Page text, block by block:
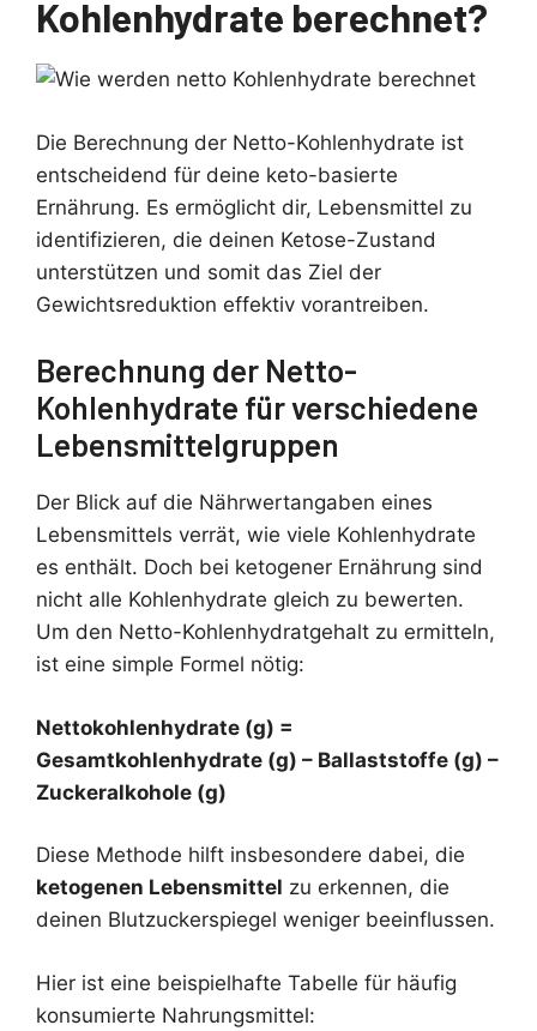
Kohlenhydrate berechnet?
Die Berechnung der Netto-Kohlenhydrate ist
entscheidend für deine keto-basierte
Ernährung. Es ermöglicht dir, Lebensmittel zu
identifizieren, die deinen Ketose-Zustand
unterstützen und somit das Ziel der
Gewichtsreduktion effektiv vorantreiben.
Berechnung der Netto-
Kohlenhydrate für verschiedene
Lebensmittelgruppen
Der Blick auf die Nährwertangaben eines
Lebensmittels verrät, wie viele Kohlenhydrate
es enthält. Doch bei ketogener Ernährung sind
nicht alle Kohlenhydrate gleich zu bewerten.
Um den Netto-Kohlenhydratgehalt zu ermitteln,
ist eine simple Formel nötig:
Nettokohlenhydrate (g) =
Gesamtkohlenhydrate (g) – Ballaststoffe (g) –
Zuckeralkohole (g)
Diese Methode hilft insbesondere dabei, die
ketogenen Lebensmittel zu erkennen, die
deinen Blutzuckerspiegel weniger beeinflussen.
Hier ist eine beispielhafte Tabelle für häufig
konsumierte Nahrungsmittel: